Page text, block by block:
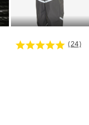
OUTLET
(24)